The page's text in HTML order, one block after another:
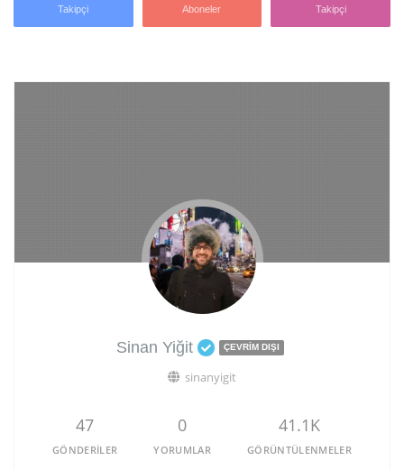
Takipçi Aboneler Takipçi
Sinan Yiğit ÇEVRIM DIŞI
sinanyigit
47
GÖNDERILER
0
YORUMLAR
41.1K
GÖRÜNTÜLENMELER